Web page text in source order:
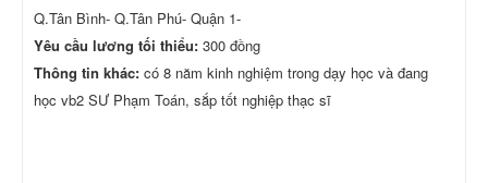
Q.Tân Bình- Q.Tân Phú- Quận 1-
Yêu cầu lương tối thiểu: 300 đồng
Thông tin khác: có 8 năm kinh nghiệm trong dạy học và đang
học vb2 SƯ Phạm Toán, sắp tốt nghiệp thạc sĩ